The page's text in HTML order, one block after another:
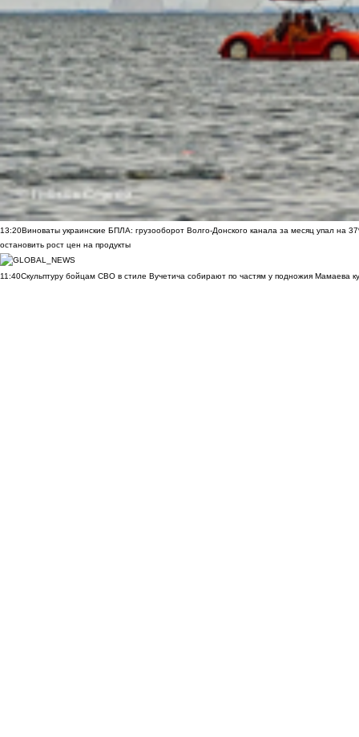
13:20Виноваты украинские БПЛА: грузооборот Волго-Донского канала за месяц упал на
остановить рост цен на продукты
11:40Скульптуру бойцам СВО в стиле Вучетича собирают по частям у подножия Мамаева